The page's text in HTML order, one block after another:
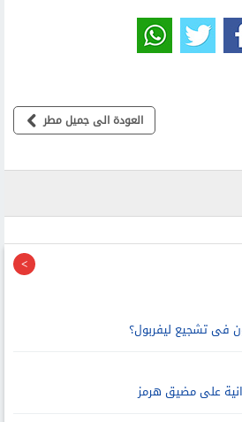
العودة الى جميل مطر
فى تشجيع ليفربول؟
على مضيق هرمز